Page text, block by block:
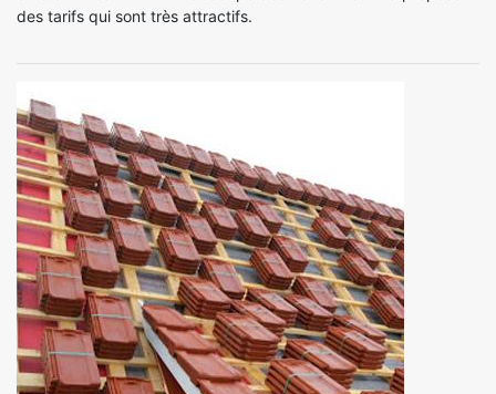
des tarifs qui sont très attractifs.